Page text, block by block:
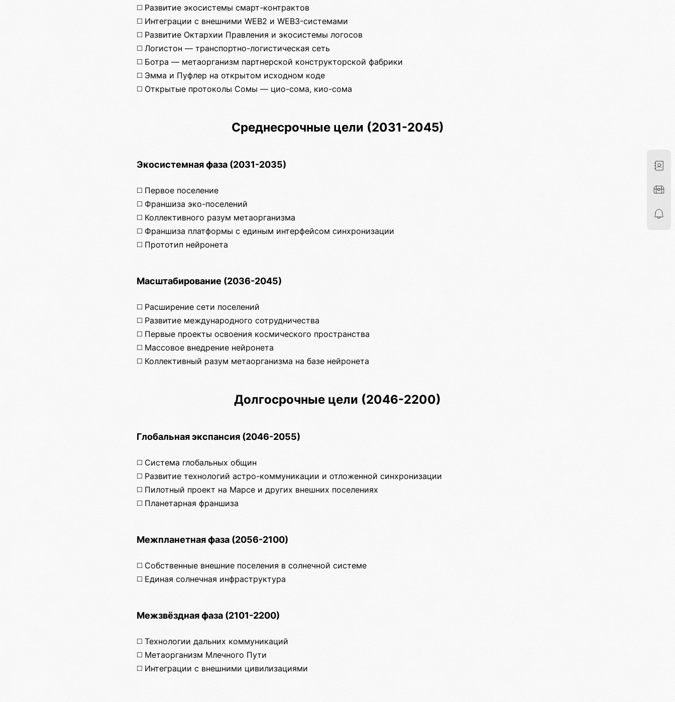
◻️ Развитие экосистемы смарт-контрактов
◻️ Интеграции с внешними WEB2 и WEB3-системами
◻️ Развитие Октархии Правления и экосистемы логосов
◻️ Логистон — транспортно-логистическая сеть
◻️ Ботра — метаорганизм партнерской конструкторской фабрики
◻️ Эмма и Пуфлер на открытом исходном коде
◻️ Открытые протоколы Сомы — цио-сома, кио-сома
Среднесрочные цели (2031-2045)
Экосистемная фаза (2031-2035)
◻️ Первое поселение
◻️ Франшиза эко-поселений
◻️ Коллективного разум метаорганизма
◻️ Франшиза платформы с единым интерфейсом синхронизации
◻️ Прототип нейронета
Масштабирование (2036-2045)
◻️ Расширение сети поселений
◻️ Развитие международного сотрудничества
◻️ Первые проекты освоения космического пространства
◻️ Массовое внедрение нейронета
◻️ Коллективный разум метаорганизма на базе нейронета
Долгосрочные цели (2046-2200)
Глобальная экспансия (2046-2055)
◻️ Система глобальных общин
◻️ Развитие технологий астро-коммуникации и отложенной синхронизации
◻️ Пилотный проект на Марсе и других внешних поселениях
◻️ Планетарная франшиза
Межпланетная фаза (2056-2100)
◻️ Собственные внешние поселения в солнечной системе
◻️ Единая солнечная инфраструктура
Межзвёздная фаза (2101-2200)
◻️ Технологии дальних коммуникаций
◻️ Метаорганизм Млечного Пути
◻️ Интеграции с внешними цивилизациями